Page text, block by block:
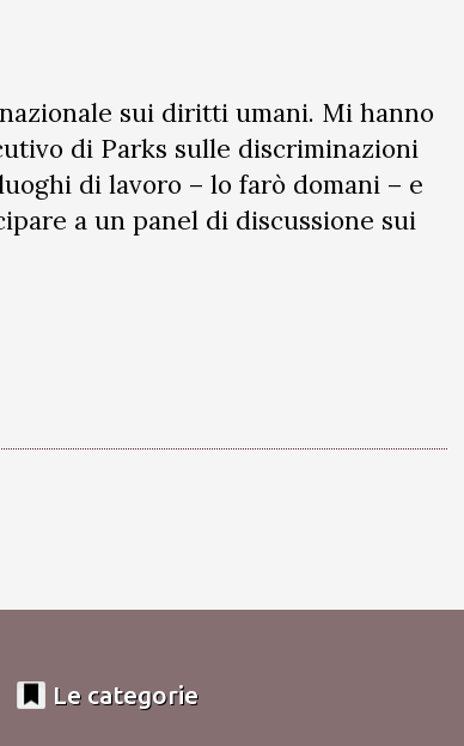
sui diritti umani. Mi hanno
di Parks sulle discriminazioni
di lavoro – lo farò domani – e
a un panel di discussione sui
Le categorie